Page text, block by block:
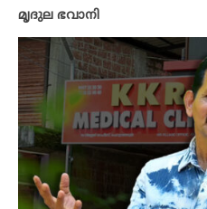
മൃദുല ഭവാനി